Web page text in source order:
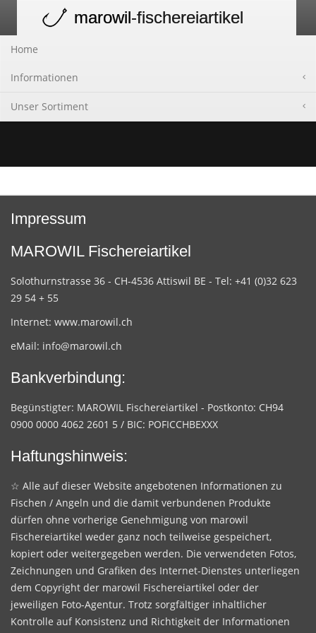
navigation
marowil-fischereiartikel
Home
Informationen
Unser Sortiment
Impressum
MAROWIL Fischereiartikel
Solothurnstrasse 36 - CH-4536 Attiswil BE - Tel: +41 (0)32 623
29 54 + 55
Internet: www.marowil.ch
eMail: info@marowil.ch
Bankverbindung:
Begünstigter: MAROWIL Fischereiartikel - Postkonto: CH94
0900 0000 4062 2601 5 / BIC: POFICCHBEXXX
Haftungshinweis:
☆ Alle auf dieser Website angebotenen Informationen zu
Fischen / Angeln und die damit verbundenen Produkte
dürfen ohne vorherige Genehmigung von marowil
Fischereiartikel weder ganz noch teilweise gespeichert,
kopiert oder weitergegeben werden. Die verwendeten Fotos,
Zeichnungen und Grafiken des Internet-Dienstes unterliegen
dem Copyright der marowil Fischereiartikel oder der
jeweiligen Foto-Agentur. Trotz sorgfältiger inhaltlicher
Kontrolle auf Konsistenz und Richtigkeit der Informationen